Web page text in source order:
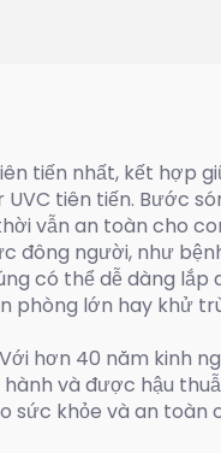
nhất, kết hợp
tiên tiến. Bước
vẫn an toàn
người, như
có thể dễ dàng
lớn hay khử
hơn 40 năm kinh
và được hậu
khỏe và an